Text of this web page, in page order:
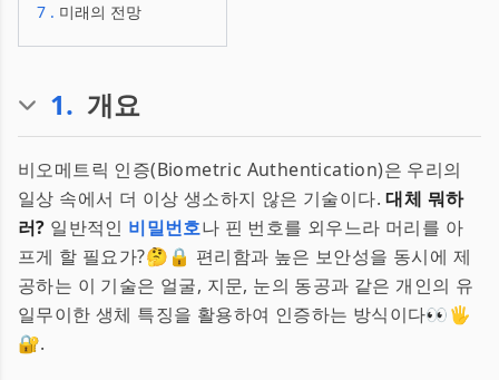
7 . 미래의 전망
1. 개요
비오메트릭 인증(Biometric Authentication)은 우리의
일상 속에서 더 이상 생소하지 않은 기술이다.대체 뭐하
러? 일반적인 비밀번호나 핀 번호를 외우느라 머리를 아
프게 할 필요가?🤔🔒 편리함과 높은 보안성을 동시에 제
공하는 이 기술은 얼굴, 지문, 눈의 동공과 같은 개인의 유
일무이한 생체 특징을 활용하여 인증하는 방식이다👀🖐
🔐.